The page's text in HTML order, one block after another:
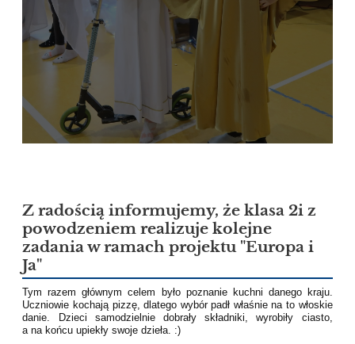
Z radością informujemy, że klasa 2i z
powodzeniem realizuje kolejne
zadania w ramach projektu "Europa i
Ja"
Tym razem głównym celem było poznanie kuchni danego kraju.
Uczniowie kochają pizzę, dlatego wybór padł właśnie na to włoskie
danie. Dzieci samodzielnie dobrały składniki, wyrobiły ciasto,
a na końcu upiekły swoje dzieła. :)